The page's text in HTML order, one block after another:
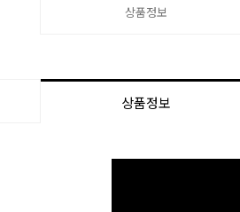
상품정보
상품정보